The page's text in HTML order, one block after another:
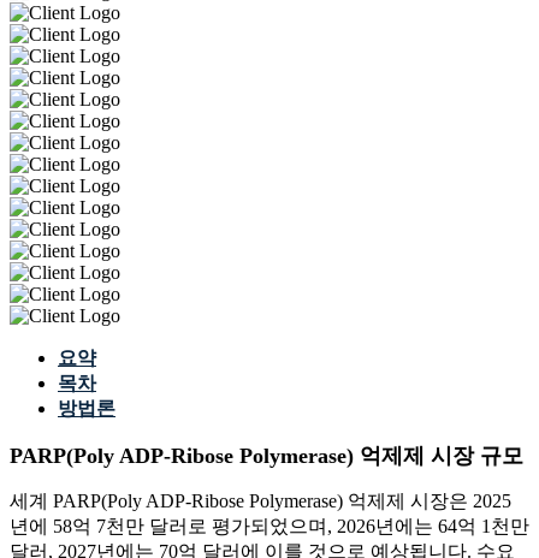
요약
목차
방법론
PARP(Poly ADP-Ribose Polymerase) 억제제 시장 규모
세계 PARP(Poly ADP-Ribose Polymerase) 억제제 시장은 2025
년에 58억 7천만 달러로 평가되었으며, 2026년에는 64억 1천만
달러, 2027년에는 70억 달러에 이를 것으로 예상됩니다. 수요